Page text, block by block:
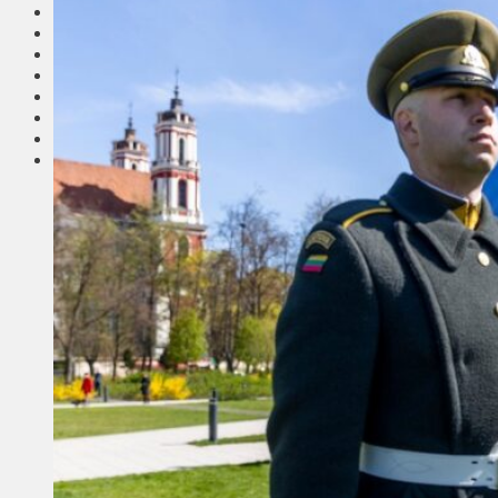
Сейм Литвы
Культура
Больше
Фоторепортаж
Туризм
ЛК рекомендует
Сеньорам
Образование
Здравоохранение
Экология
Происшествия
Приграничье
Деньги
Визиты
Выборы
Агроновости
Едим дома
Ищу семью